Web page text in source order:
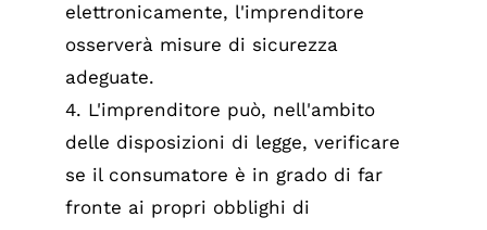
elettronicamente, l'imprenditore
osserverà misure di sicurezza
adeguate.
4. L'imprenditore può, nell'ambito
delle disposizioni di legge, verificare
se il consumatore è in grado di far
fronte ai propri obblighi di